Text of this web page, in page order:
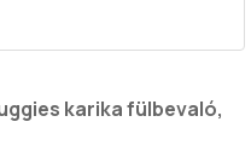
karika fülbevaló,